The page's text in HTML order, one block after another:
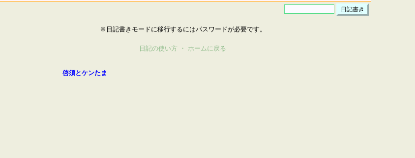
※日記書きモードに移行するにはパスワードが必要です。
日記の使い方 ・ ホームに戻る
啓須とケンたま